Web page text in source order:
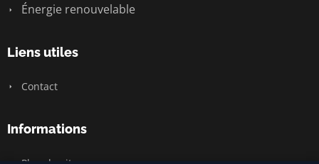
Énergie renouvelable
Liens utiles
Contact
Informations